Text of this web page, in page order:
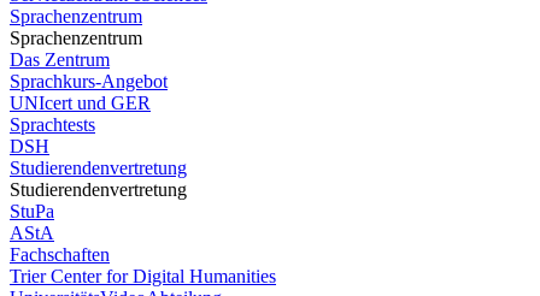
Sprachenzentrum
Sprachenzentrum
Das Zentrum
Sprachkurs-Angebot
UNIcert und GER
Sprachtests
DSH
Studierendenvertretung
Studierendenvertretung
StuPa
AStA
Fachschaften
Trier Center for Digital Humanities